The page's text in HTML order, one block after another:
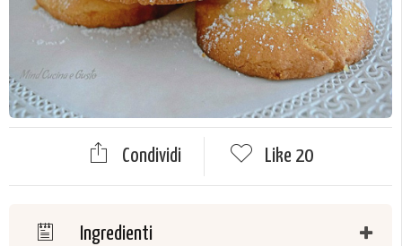
Condividi Like 20
Ingredienti